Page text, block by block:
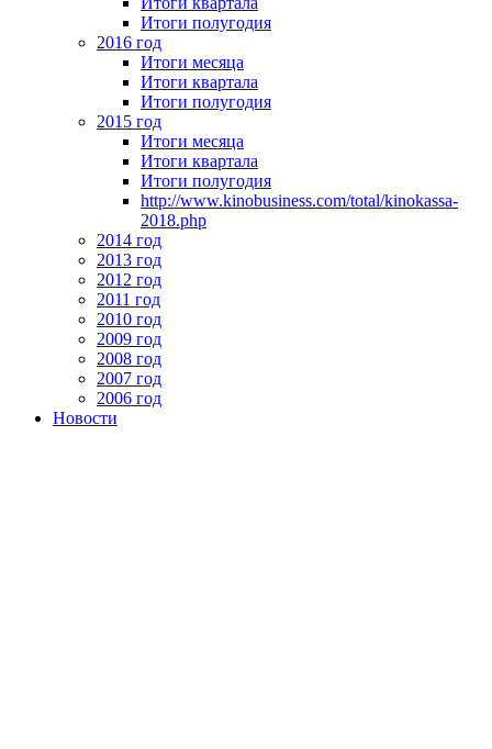
Итоги полугодия
2016 год
Итоги месяца
Итоги квартала
Итоги полугодия
2015 год
Итоги месяца
Итоги квартала
Итоги полугодия
http://www.kinobusiness.com/total/kinokassa-
2018.php
2014 год
2013 год
2012 год
2011 год
2010 год
2009 год
2008 год
2007 год
2006 год
Новости